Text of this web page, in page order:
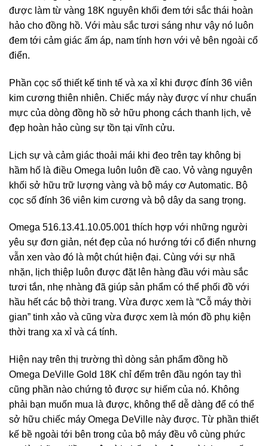
được làm từ vàng 18K nguyên khối đem tới sắc thái hoàn
hảo cho đồng hồ. Với màu sắc tươi sáng như vậy nó luôn
đem tới cảm giác ấm áp, nam tính hơn với vẻ bên ngoài cổ
điển.
Phần cọc số thiết kế tinh tế và xa xỉ khi được đính 36 viên
kim cương thiên nhiên. Chiếc máy này được ví như chuẩn
mực của dòng đồng hồ sở hữu phong cách thanh lịch, vẻ
đẹp hoàn hảo cùng sự tồn tại vĩnh cửu.
Lịch sự và cảm giác thoải mái khi đeo trên tay không bị
hầm hố là điều Omega luôn luôn đề cao. Vỏ vàng nguyên
khối sở hữu trữ lượng vàng và bộ máy cơ Automatic. Bộ
cọc số đính 36 viên kim cương và bộ dây da sang trọng.
Omega 516.13.41.10.05.001 thích hợp với những người
yêu sự đơn giản, nét đẹp của nó hướng tới cổ điển nhưng
vẫn xen vào đó là một chút hiện đại. Cùng với sự nhã
nhặn, lịch thiệp luôn được đặt lên hàng đầu với màu sắc
tươi tắn, nhẹ nhàng đã giúp sản phẩm có thể phối đồ với
hầu hết các bộ thời trang. Vừa được xem là “Cỗ máy thời
gian” tinh xảo và cũng vừa được xem là món đồ phụ kiện
thời trang xa xỉ và cá tính.
Hiện nay trên thị trường thì dòng sản phẩm đồng hồ
Omega DeVille Gold 18K chỉ đếm trên đầu ngón tay thì
cũng phần nào chứng tỏ được sự hiếm của nó. Không
phải bạn muốn mua là được, không thể dễ dàng để có thể
sở hữu chiếc máy Omega DeVille này được. Từ phần thiết
kế bề ngoài tới bên trong của bộ máy đều vô cùng phức